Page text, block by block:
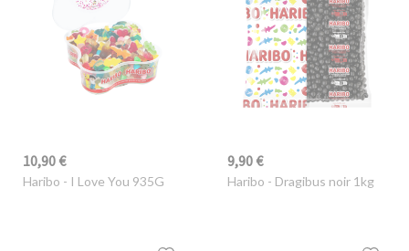
10,90 €
Haribo - I Love You 935G
9,90 €
Haribo - Dragibus noir 1kg